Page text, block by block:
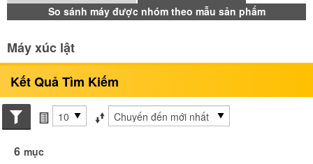
So sánh máy được nhóm theo mẫu sản phẩm
Máy xúc lật
Kết Quả Tìm Kiếm
Search conditions
các mục mỗi trang
Sắp xếp theo
6 mục